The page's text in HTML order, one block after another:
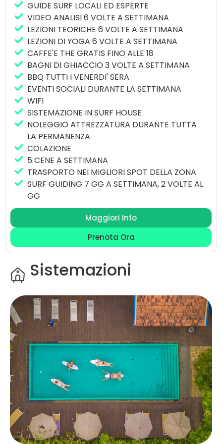
arredata con comodi divani e spazi pensati per il
relax e conoscere nuovi amici provenienti da
tutto il mondo.
Ogni giorno offriamo colazioni abbondanti e 5
cene a settimana, preparate dai nostri chef, con
un mix di specialità locali e internazionali per
garantirti la giusta energia per affrontare le
onde.
Incluso nel pacchetto troverai anche lezioni
giornaliere di yoga, fondamentali per migliorare
forza, flessibilità e connessione con l’ambiente
circostante.
Un’esperienza completa che unisce surf,
benessere e natura in un luogo straordinario.
GUIDE SURF LOCALI ED ESPERTE
VIDEO ANALISI 6 VOLTE A SETTIMANA
LEZIONI TEORICHE 6 VOLTE A SETTIMANA
LEZIONI DI YOGA 6 VOLTE A SETTIMANA
CAFFE'E THE GRATIS FINO ALLE 18
BAGNI DI GHIACCIO 3 VOLTE A SETTIMANA
BBQ TUTTI I VENERDI' SERA
EVENTI SOCIALI DURANTE LA SETTIMANA
WIFI
SISTEMAZIONE IN SURF HOUSE
NOLEGGIO ATTREZZATURA DURANTE TUTTA
LA PERMANENZA
COLAZIONE
5 CENE A SETTIMANA
TRASPORTO NEI MIGLIORI SPOT DELLA ZONA
SURF GUIDING 7 GG A SETTIMANA, 2 VOLTE AL
GG
Maggiori Info
Prenota Ora
Sistemazioni